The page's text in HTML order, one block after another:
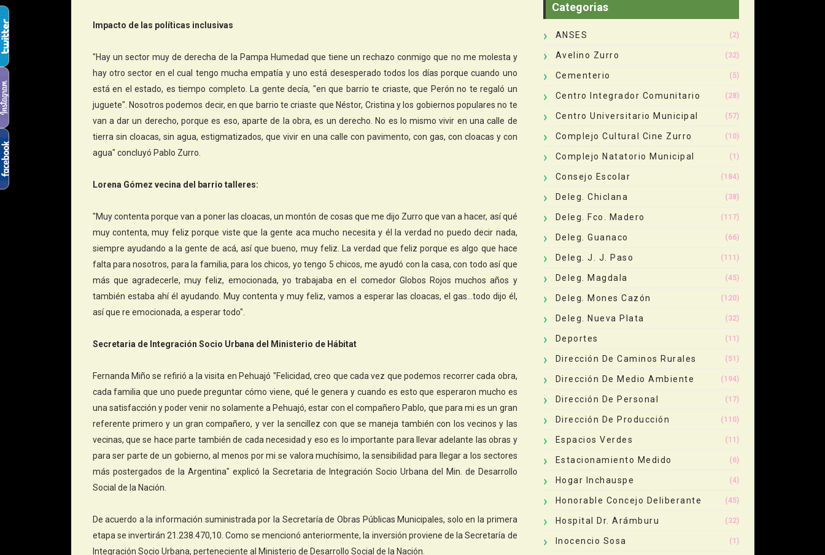
Impacto de las políticas inclusivas
"Hay un sector muy de derecha de la Pampa Humedad que tiene un rechazo conmigo que no me molesta y
hay otro sector en el cual tengo mucha empatía y uno está desesperado todos los días porque cuando uno
está en el estado, es tiempo completo. La gente decía, "en que barrio te criaste, que Perón no te regaló un
juguete". Nosotros podemos decir, en que barrio te criaste que Néstor, Cristina y los gobiernos populares no te
van a dar un derecho, porque es eso, aparte de la obra, es un derecho. No es lo mismo vivir en una calle de
tierra sin cloacas, sin agua, estigmatizados, que vivir en una calle con pavimento, con gas, con cloacas y con
agua" concluyó Pablo Zurro.
Lorena Gómez vecina del barrio talleres:
"Muy contenta porque van a poner las cloacas, un montón de cosas que me dijo Zurro que van a hacer, así qué
muy contenta, muy feliz porque viste que la gente aca mucho necesita y él la verdad no puedo decir nada,
siempre ayudando a la gente de acá, así que bueno, muy feliz. La verdad que feliz porque es algo que hace
falta para nosotros, para la familia, para los chicos, yo tengo 5 chicos, me ayudó con la casa, con todo así que
más que agradecerle, muy feliz, emocionada, yo trabajaba en el comedor Globos Rojos muchos años y
también estaba ahí él ayudando. Muy contenta y muy feliz, vamos a esperar las cloacas, el gas…todo dijo él,
así que re emocionada, a esperar todo".
Secretaria de Integración Socio Urbana del Ministerio de Hábitat
Fernanda Miño se refirió a la visita en Pehuajó "Felicidad, creo que cada vez que podemos recorrer cada obra,
cada familia que uno puede preguntar cómo viene, qué le genera y cuando es esto que esperaron mucho es
una satisfacción y poder venir no solamente a Pehuajó, estar con el compañero Pablo, que para mi es un gran
referente primero y un gran compañero, y ver la sencillez con que se maneja también con los vecinos y las
vecinas, que se hace parte también de cada necesidad y eso es lo importante para llevar adelante las obras y
para ser parte de un gobierno, al menos por mi se valora muchísimo, la sensibilidad para llegar a los sectores
más postergados de la Argentina" explicó la Secretaria de Integración Socio Urbana del Min. de Desarrollo
Social de la Nación.
De acuerdo a la información suministrada por la Secretaría de Obras Públicas Municipales, solo en la primera
etapa se invertirán 21.238.470,10. Como se mencionó anteriormente, la inversión proviene de la Secretaría de
Integración Socio Urbana, perteneciente al Ministerio de Desarrollo Social de la Nación.
Categorias
ANSES (2)
Avelino Zurro (32)
Cementerio (5)
Centro Integrador Comunitario (28)
Centro Universitario Municipal (57)
Complejo Cultural Cine Zurro (10)
Complejo Natatorio Municipal (1)
Consejo Escolar (184)
Deleg. Chiclana (38)
Deleg. Fco. Madero (117)
Deleg. Guanaco (66)
Deleg. J. J. Paso (111)
Deleg. Magdala (45)
Deleg. Mones Cazón (120)
Deleg. Nueva Plata (32)
Deportes (11)
Dirección De Caminos Rurales (51)
Dirección De Medio Ambiente (194)
Dirección De Personal (17)
Dirección De Producción (110)
Espacios Verdes (11)
Estacionamiento Medido (6)
Hogar Inchauspe (4)
Honorable Concejo Deliberante (45)
Hospital Dr. Arámburu (32)
Inocencio Sosa (1)